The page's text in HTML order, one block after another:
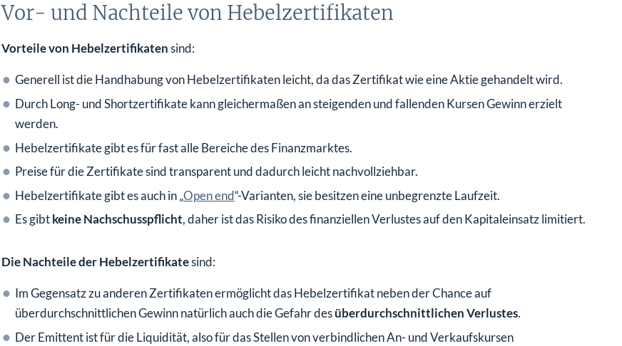
Vor- und Nachteile von Hebelzertifikaten
Vorteilevon Hebelzertifikatensind:
Generell ist die Handhabung von Hebelzertifikaten leicht, da das Zertifikat wie eine Aktie gehandelt wird.
Durch Long- und Shortzertifikate kann gleichermaßen an steigenden und fallenden Kursen Gewinn erzielt
werden.
Hebelzertifikate gibt es für fast alle Bereiche des Finanzmarktes.
Preise für die Zertifikate sind transparent und dadurch leicht nachvollziehbar.
Hebelzertifikate gibt es auch in „Open end“-Varianten, sie besitzen eine unbegrenzte Laufzeit.
Es gibtkeine Nachschusspflicht, daher ist das Risiko des finanziellen Verlustes auf den Kapitaleinsatz limitiert.
Die Nachteile der Hebelzertifikatesind:
Im Gegensatz zu anderen Zertifikaten ermöglicht das Hebelzertifikat neben der Chance auf
überdurchschnittlichen Gewinn natürlich auch die Gefahr desüberdurchschnittlichen Verlustes.
Der Emittent ist für die Liquidität, also für das Stellen von verbindlichen An- und Verkaufskursen